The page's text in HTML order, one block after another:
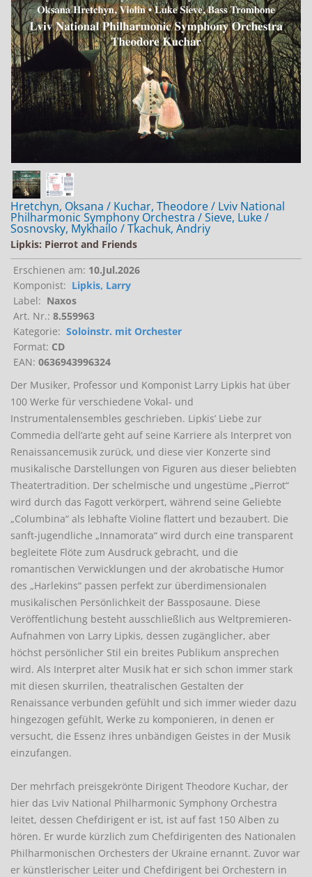
Jobs bei Naxos
Naxos Deutschland Blog
Naxos weltweit
Hretchyn, Oksana / Kuchar, Theodore / Lviv National
Philharmonic Symphony Orchestra / Sieve, Luke /
Sosnovsky, Mykhailo / Tkachuk, Andriy
Lipkis: Pierrot and Friends
Erschienen am: 10.Jul.2026
Komponist: Lipkis, Larry
Label: Naxos
Art. Nr.: 8.559963
Kategorie: Soloinstr. mit Orchester
Format: CD
EAN: 0636943996324
Der Musiker, Professor und Komponist Larry Lipkis hat über
100 Werke für verschiedene Vokal- und
Instrumentalensembles geschrieben. Lipkis’ Liebe zur
Commedia dell’arte geht auf seine Karriere als Interpret von
Renaissancemusik zurück, und diese vier Konzerte sind
musikalische Darstellungen von Figuren aus dieser beliebten
Theatertradition. Der schelmische und ungestüme „Pierrot“
wird durch das Fagott verkörpert, während seine Geliebte
„Columbina“ als lebhafte Violine flattert und bezaubert. Die
sanft-jugendliche „Innamorata“ wird durch eine transparent
begleitete Flöte zum Ausdruck gebracht, und die
romantischen Verwicklungen und der akrobatische Humor
des „Harlekins“ passen perfekt zur überdimensionalen
musikalischen Persönlichkeit der Bassposaune. Diese
Veröffentlichung besteht ausschließlich aus Weltpremieren-
Aufnahmen von Larry Lipkis, dessen zugänglicher, aber
höchst persönlicher Stil ein breites Publikum ansprechen
wird. Als Interpret alter Musik hat er sich schon immer stark
mit diesen skurrilen, theatralischen Gestalten der
Renaissance verbunden gefühlt und sich immer wieder dazu
hingezogen gefühlt, Werke zu komponieren, in denen er
versucht, die Essenz ihres unbändigen Geistes in der Musik
einzufangen.
Der mehrfach preisgekrönte Dirigent Theodore Kuchar, der
hier das Lviv National Philharmonic Symphony Orchestra
leitet, dessen Chefdirigent er ist, ist auf fast 150 Alben zu
hören. Er wurde kürzlich zum Chefdirigenten des Nationalen
Philharmonischen Orchesters der Ukraine ernannt. Zuvor war
er künstlerischer Leiter und Chefdirigent bei Orchestern in